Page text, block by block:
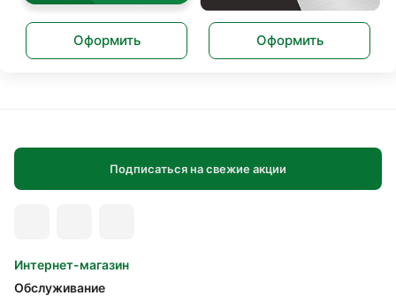
Оформить Оформить
Подписаться на свежие акции
Интернет-магазин
Обслуживание